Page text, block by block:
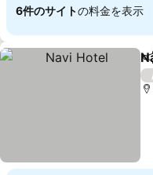
6件のサイトの料金を表示